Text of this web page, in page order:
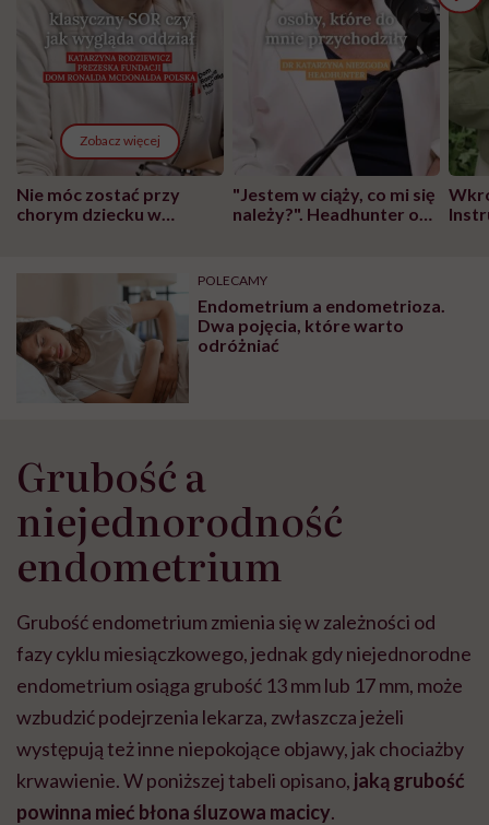
Zobacz więcej
Nie móc zostać przy
chorym dziecku w
może chyba tylko
głupota i brak
"Jestem w ciąży, co mi się
należy?". Headhunter o
pracy
POLECAMY
Endometrium a endometrioza.
Dwa pojęcia, które warto
odróżniać
Grubość a
niejednorodność
endometrium
Grubość endometrium zmienia się w zależności od
fazy cyklu miesiączkowego, jednak gdy niejednorodne
endometrium osiąga grubość 13 mm lub 17 mm, może
wzbudzić podejrzenia lekarza, zwłaszcza jeżeli
występują też inne niepokojące objawy, jak chociażby
krwawienie. W poniższej tabeli opisano, jaką grubość
powinna mieć błona śluzowa macicy.